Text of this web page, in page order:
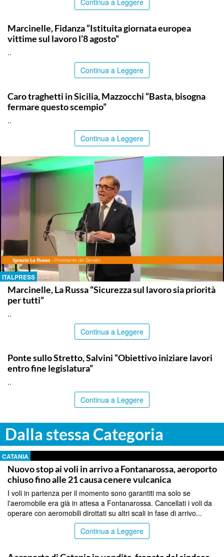
Continua a Leggere
Marcinelle, Fidanza “Istituita giornata europea
vittime sul lavoro l’8 agosto”
..
Continua a Leggere
Caro traghetti in Sicilia, Mazzocchi “Basta, bisogna
fermare questo scempio”
..
Continua a Leggere
ITALPRESS
Marcinelle, La Russa “Sicurezza sul lavoro sia priorità
per tutti”
..
Continua a Leggere
Ponte sullo Stretto, Salvini “Obiettivo iniziare lavori
entro fine legislatura”
..
Continua a Leggere
Dalla stessa Categoria
CATANIA
Nuovo stop ai voli in arrivo a Fontanarossa, aeroporto
chiuso fino alle 21 causa cenere vulcanica
I voli in partenza per il momento sono garantiti ma solo se
l'aeromobile era già in attesa a Fontanarossa. Cancellati i voli da
operare con aeromobili dirottati su altri scali in fase di arrivo...
Continua a Leggere